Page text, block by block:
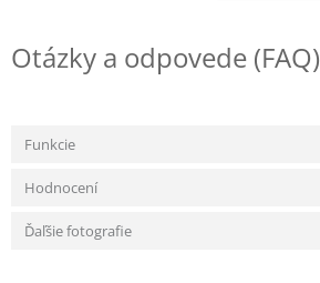
Otázky a odpovede (FAQ)
Funkcie
Hodnocení
Ďaľšie fotografie